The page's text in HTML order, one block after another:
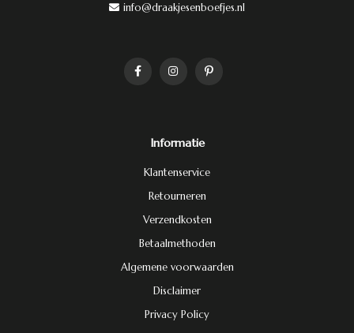
info@draakjesenboefjes.nl
Informatie
Klantenservice
Retourneren
Verzendkosten
Betaalmethoden
Algemene voorwaarden
Disclaimer
Privacy Policy